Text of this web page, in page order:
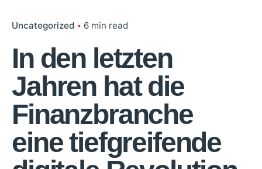
Uncategorized 6 min read
In den letzten
Jahren hat die
Finanzbranche
eine tiefgreifende